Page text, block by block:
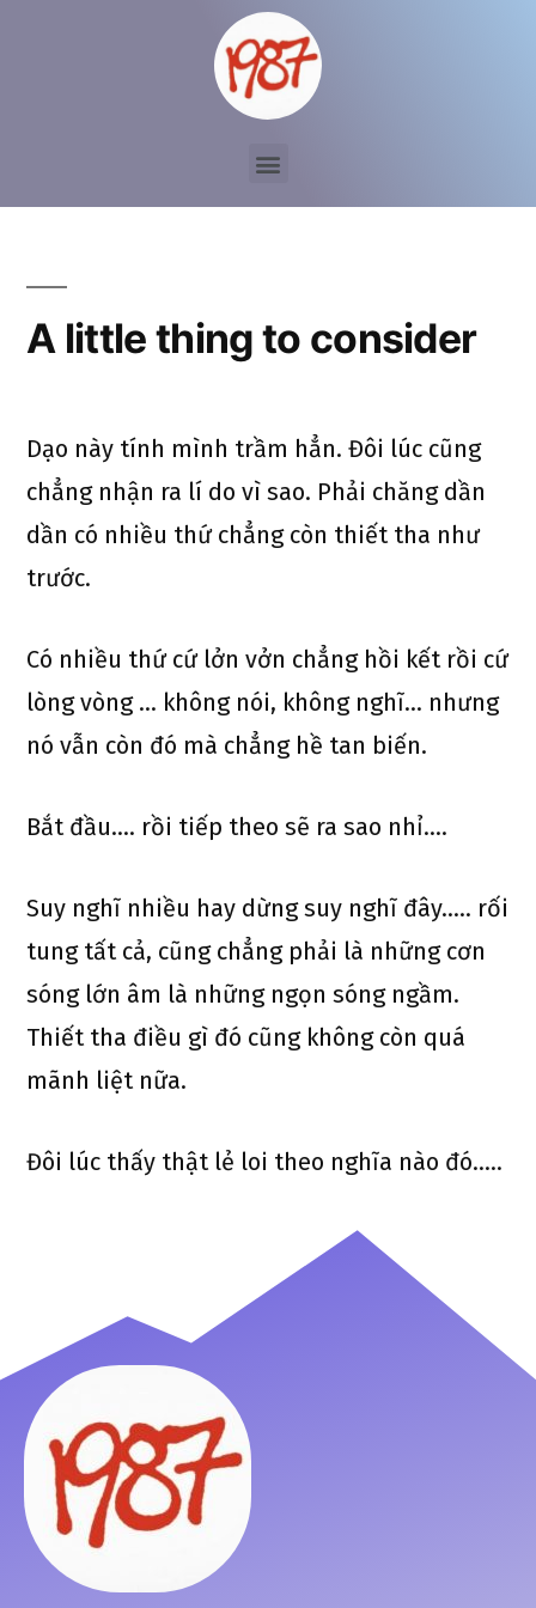
A little thing to consider
Dạo này tính mình trầm hẳn. Đôi lúc cũng
chẳng nhận ra lí do vì sao. Phải chăng dần
dần có nhiều thứ chẳng còn thiết tha như
trước.
Có nhiều thứ cứ lởn vởn chẳng hồi kết rồi cứ
lòng vòng … không nói, không nghĩ… nhưng
nó vẫn còn đó mà chẳng hề tan biến.
Bắt đầu…. rồi tiếp theo sẽ ra sao nhỉ….
Suy nghĩ nhiều hay dừng suy nghĩ đây….. rối
tung tất cả, cũng chẳng phải là những cơn
sóng lớn âm là những ngọn sóng ngầm.
Thiết tha điều gì đó cũng không còn quá
mãnh liệt nữa.
Đôi lúc thấy thật lẻ loi theo nghĩa nào đó…..